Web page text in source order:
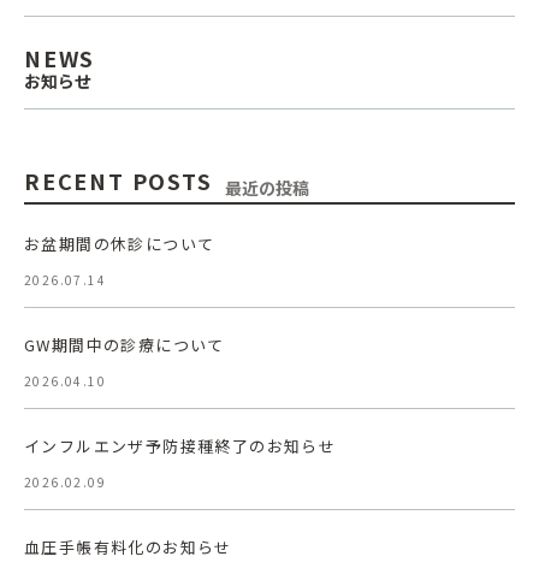
NEWS
お知らせ
RECENT POSTS 最近の投稿
お盆期間の休診について
2026.07.14
GW期間中の診療について
2026.04.10
インフルエンザ予防接種終了のお知らせ
2026.02.09
血圧手帳有料化のお知らせ